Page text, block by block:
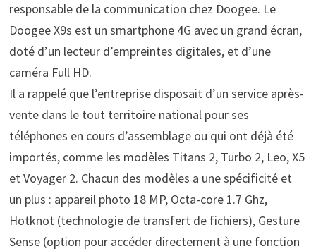
responsable de la communication chez Doogee. Le
Doogee X9s est un smartphone 4G avec un grand écran,
doté d’un lecteur d’empreintes digitales, et d’une
caméra Full HD.
Il a rappelé que l’entreprise disposait d’un service après-
vente dans le tout territoire national pour ses
téléphones en cours d’assemblage ou qui ont déjà été
importés, comme les modèles Titans 2, Turbo 2, Leo, X5
et Voyager 2. Chacun des modèles a une spécificité et
un plus : appareil photo 18 MP, Octa-core 1.7 Ghz,
Hotknot (technologie de transfert de fichiers), Gesture
Sense (option pour accéder directement à une fonction